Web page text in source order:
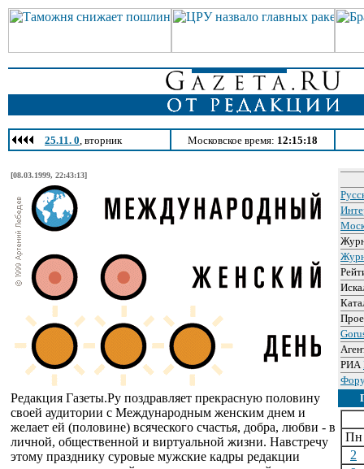
25.11. 0, вторник Московское время: 12:15:18
[08.03.1999, 22:43:13]
Редакция Газеты.Ру поздравляет прекрасную половину
своей аудитории с Международным женским днем и
желает ей (половине) всяческого счастья, добра, любви - в
личной, общественной и виртуальной жизни. Навстречу
этому празднику суровые мужские кадры редакции
РИА
Пн
2